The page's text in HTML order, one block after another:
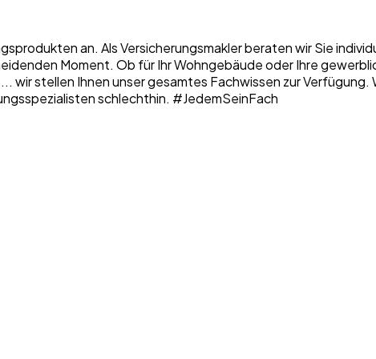
an. Als Versicherungsmakler beraten wir Sie
Moment. Ob für Ihr Wohngebäude oder Ihre
stellen Ihnen unser gesamtes Fachwissen zur Verfügung.
schlechthin. #JedemSeinFach